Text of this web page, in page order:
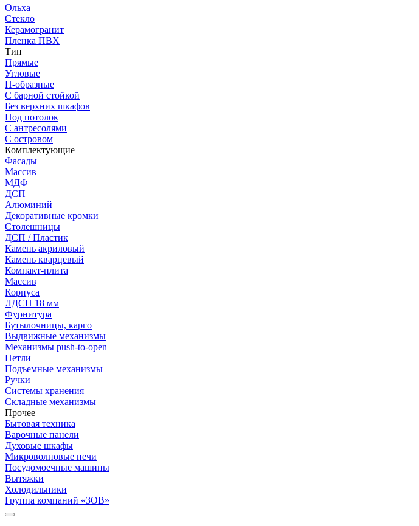
Ольха
Стекло
Керамогранит
Пленка ПВХ
Тип
Прямые
Угловые
П-образные
С барной стойкой
Без верхних шкафов
Под потолок
С антресолями
С островом
Комплектующие
Фасады
Массив
МДФ
ДСП
Алюминий
Декоративные кромки
Столешницы
ДСП / Пластик
Камень акриловый
Камень кварцевый
Компакт-плита
Массив
Корпуса
ЛДСП 18 мм
Фурнитура
Бутылочницы, карго
Выдвижные механизмы
Механизмы push-to-open
Петли
Подъемные механизмы
Ручки
Системы хранения
Складные механизмы
Прочее
Бытовая техника
Варочные панели
Духовые шкафы
Микроволновые печи
Посудомоечные машины
Вытяжки
Холодильники
Группа компаний «ЗОВ»